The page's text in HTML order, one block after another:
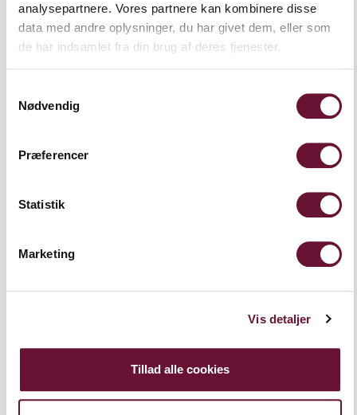
analysepartnere. Vores partnere kan kombinere disse
data med andre oplysninger, du har givet dem, eller som
de har indsamlet fra din brug af deres tjenester.
Nødvendig
Præferencer
Statistik
Marketing
Vis detaljer
Tillad alle cookies
CHERRY JUICE
Denmark